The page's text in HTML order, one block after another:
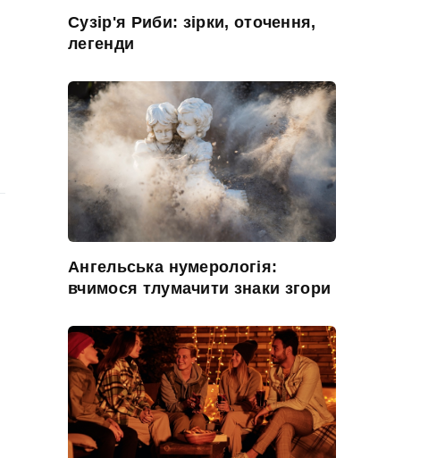
Сузір'я Риби: зірки, оточення,
легенди
Ангельська нумерологія:
вчимося тлумачити знаки згори